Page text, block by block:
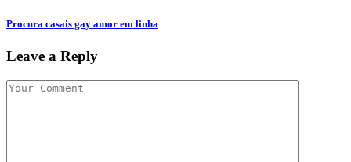
Procura casais gay amor em linha
Leave a Reply